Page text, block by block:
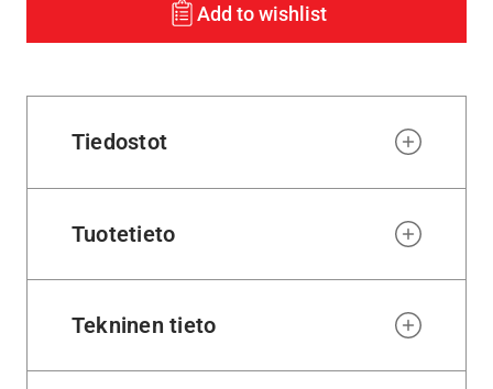
Add to wishlist
Tiedostot
Tuotetieto
Tekninen tieto